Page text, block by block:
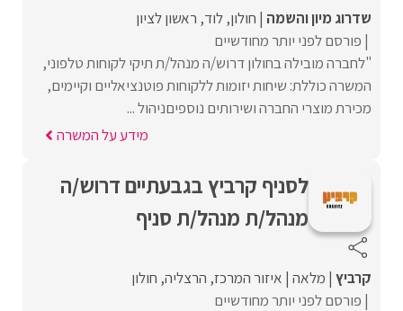
שדרוג מיון והשמה חולון לוד ראשון לציון
פורסם לפני יותר מחודשיים
"לחברה מובילה בחולון דרוש/ה מנהל/ת תיקי לקוחות טלפוני,
המשרה כוללת: שיחות יזומות ללקוחות פוטנציאליים וקיימים,
מכירת מוצרי החברה ושירותים נוספיםניהול ...
מידע על המשרה
לסניף קרביץ בגבעתיים דרוש/ה
מנהל/ת מנהל/ת סניף
קרביץ מלאה איזור המרכז הרצליה חולון
פורסם לפני יותר מחודשיים